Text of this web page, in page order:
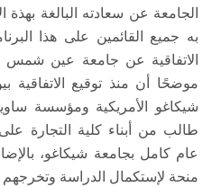
الجامعة عن سعادته البالغة بهذة
به جميع القائمين على هذا
الاتفاقية عن جامعة عين شمس
موضحًا أن منذ توقيع
طالب من أبناء كلية التجارة
منحة لإستكمال الدراسة